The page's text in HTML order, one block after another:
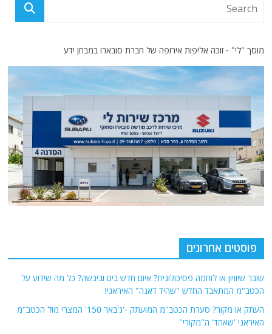
מוסך "לי" - זוכה אליפות אירופה של חברת סובארו במבחן ידע
פוסטים אחרונים
שובר שיוויון או לוחמה פסיכולוגית? איום חדש בים וביבשה? כל מה שידוע על
הכטב"מ המתאבד החדש "שהיד דאנה" האיראני!
העתק או מקור? סערת הכטב"מ המועתק -'ג'באר 150' המצרי מול הכטב"מ
האיראני 'שאהד' ה"מקורי"